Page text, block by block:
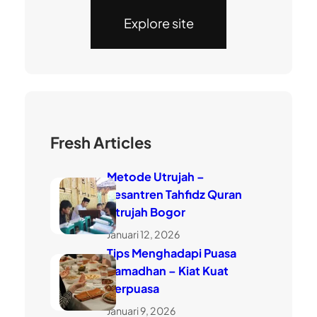
Explore site
Fresh Articles
Metode Utrujah –
Pesantren Tahfidz Quran
Utrujah Bogor
Januari 12, 2026
Tips Menghadapi Puasa
Ramadhan – Kiat Kuat
Berpuasa
Januari 9, 2026